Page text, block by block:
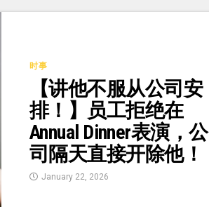
时事
【讲他不服从公司安
排！】员工拒绝在
Annual Dinner表演，公
司隔天直接开除他！
January 22, 2026